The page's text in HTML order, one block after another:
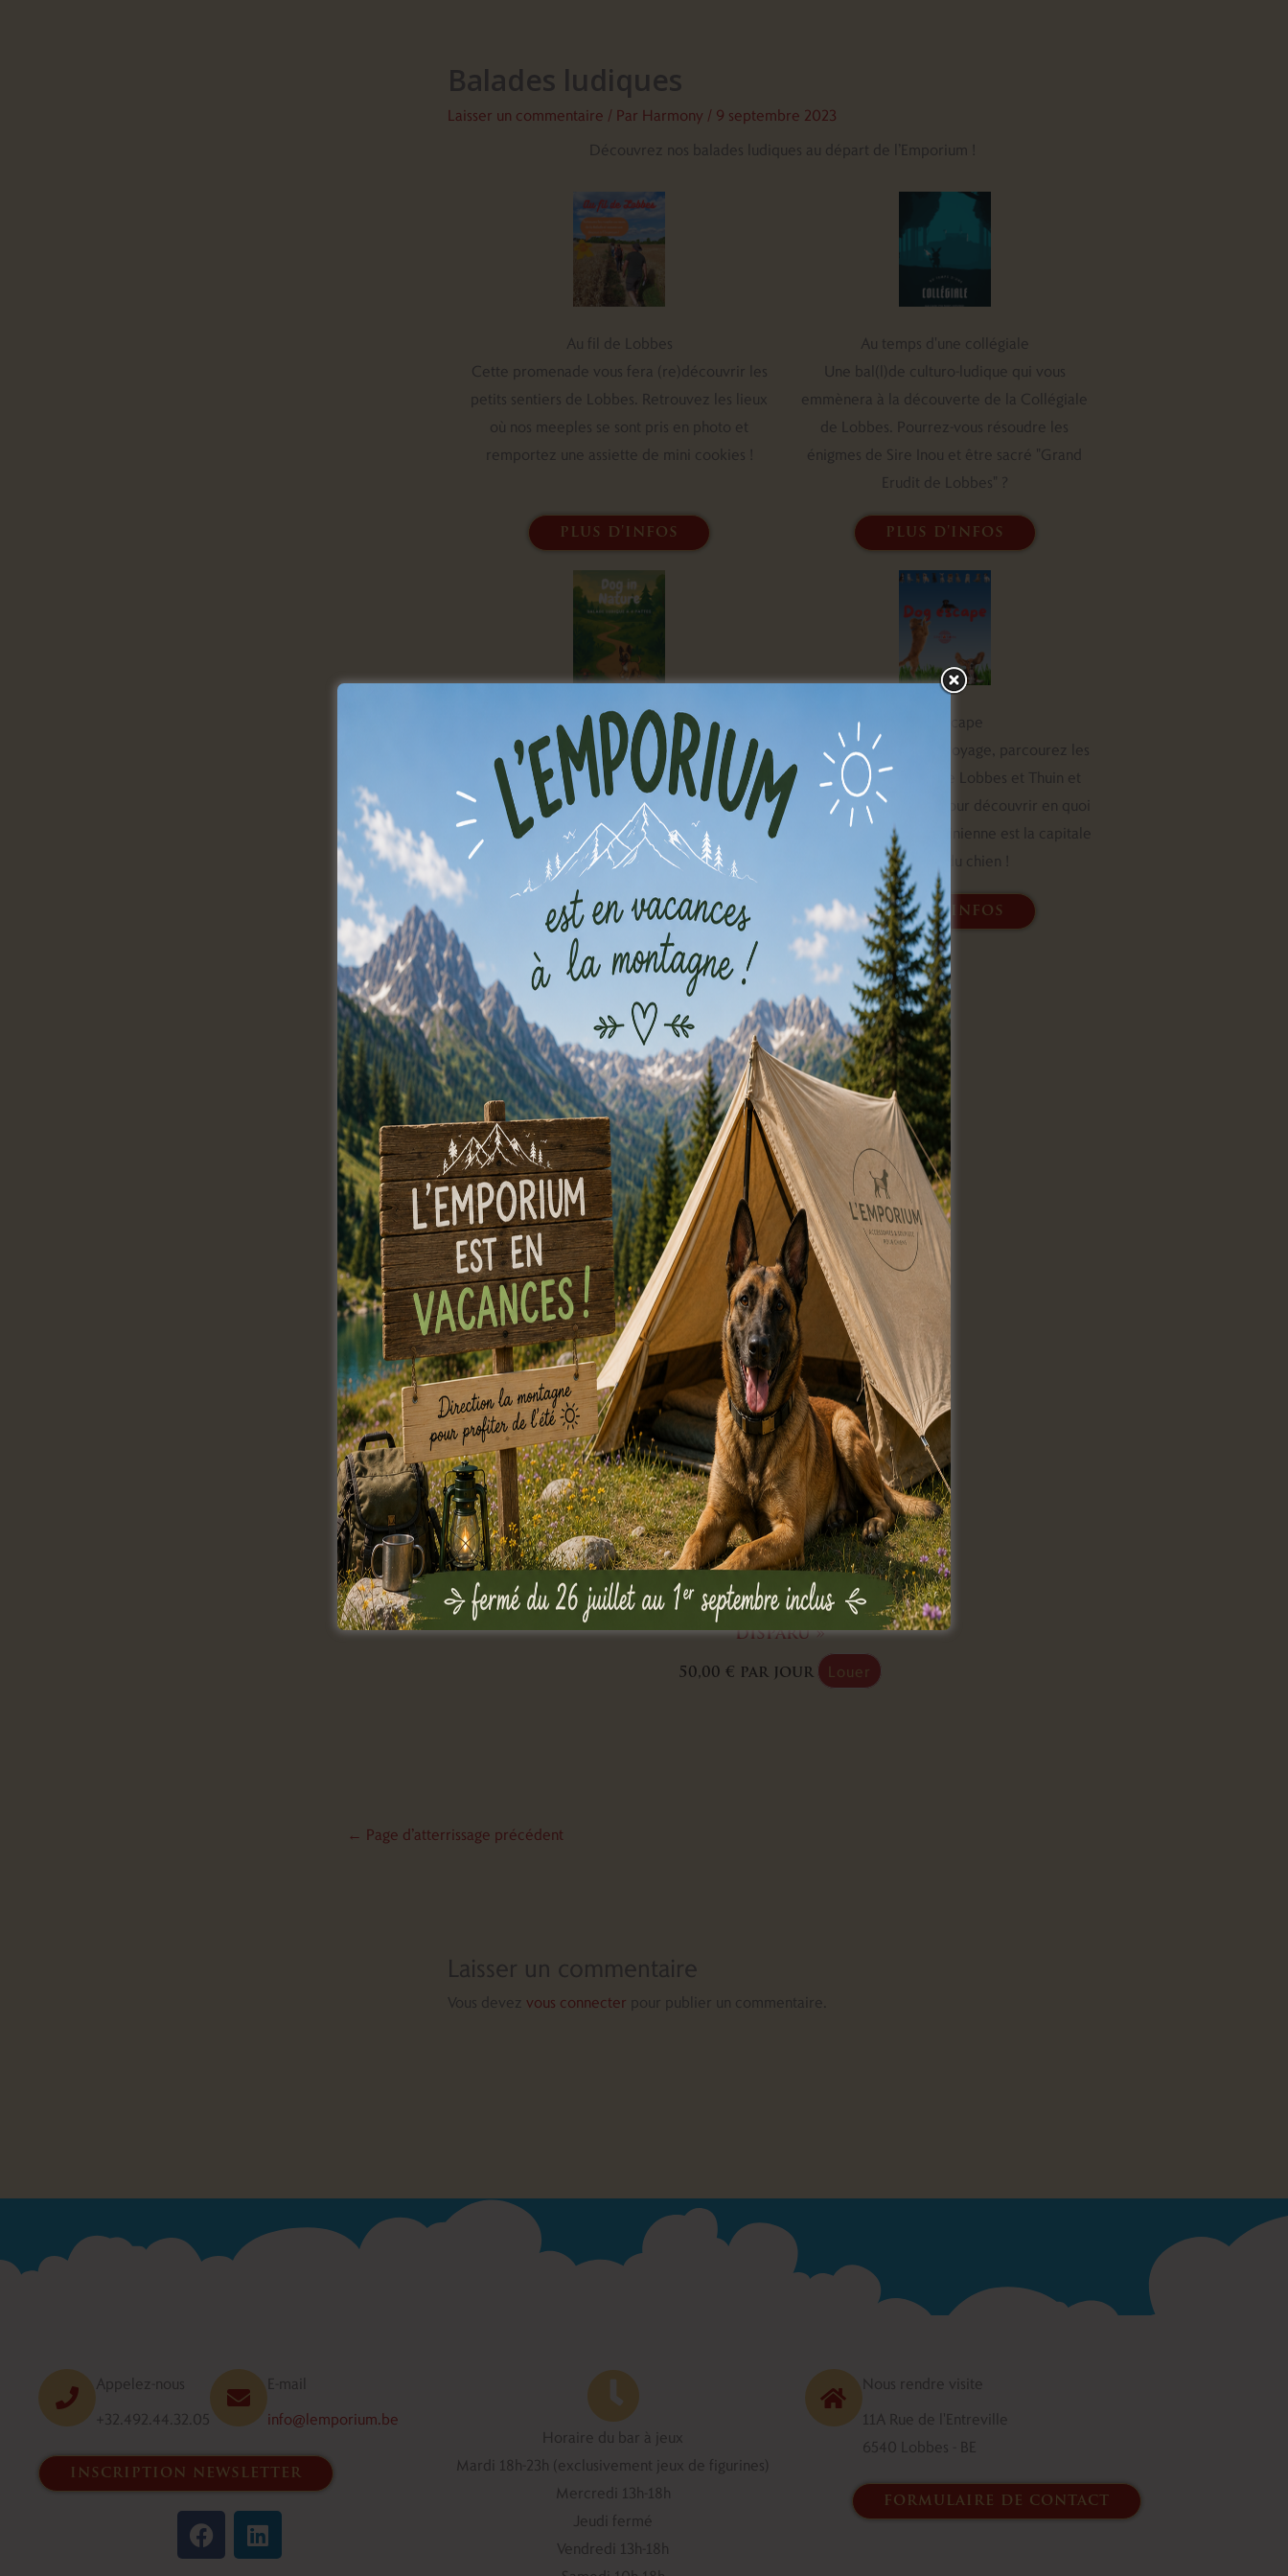
Balades ludiques
Laisser un commentaire / Par Harmony / 9 septembre 2023
Découvrez nos balades ludiques au départ de l’Emporium !
Au fil de Lobbes
Cette promenade vous fera (re)découvrir les
petits sentiers de Lobbes. Retrouvez les lieux
où nos meeples se sont pris en photo et
remportez une assiette de mini cookies !
Au temps d'une collégiale
Une bal(l)de culturo-ludique qui vous
emmènera à la découverte de la Collégiale
de Lobbes. Pourrez-vous résoudre les
énigmes de Sire Inou et être sacré "Grand
Erudit de Lobbes" ?
plus d'infos plus d'infos
Dog In Nature
Doggy et Diva vous emmènent au fil des
sentiers de Lobbes pour relever des défis
amusants avec votre chien et découvrir des
infos sur les 5 sens de votre compagnon à 4
pattes !
Dog Escape
Armés d'un carnet de voyage, parcourez les
chemins et sentiers de Lobbes et Thuin et
résolvez les énigmes pour découvrir en quoi
notre belle région thudinienne est la capitale
mondiale du chien !
plus d'infos plus d'infos
découvrez notre escape bag !
Escape Bag « Le voyageur
disparu »
50,00€ par jour Louer
← Page d’atterrissage précédent
Laisser un commentaire
Vous devez vous connecter pour publier un commentaire.
Appelez-nous
+32.492.44.32.05
E-mail
info@lemporium.be
inscription newsletter
F
a
L
i
Horaire du bar à jeux
Mardi 18h-23h (exclusivement jeux de figurines)
Mercredi 13h-18h
Jeudi fermé
Vendredi 13h-18h
Nous rendre visite
11A Rue de l'Entreville
6540 Lobbes - BE
formulaire de contact